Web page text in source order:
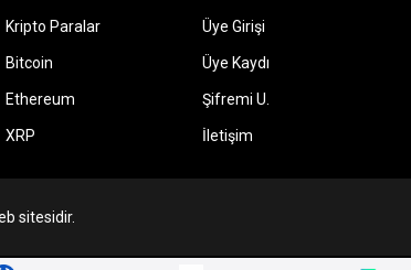
Kripto Paralar
Bitcoin
Ethereum
XRP
Üye Girişi
Üye Kaydı
Şifremi U.
İletişim
sitesidir.